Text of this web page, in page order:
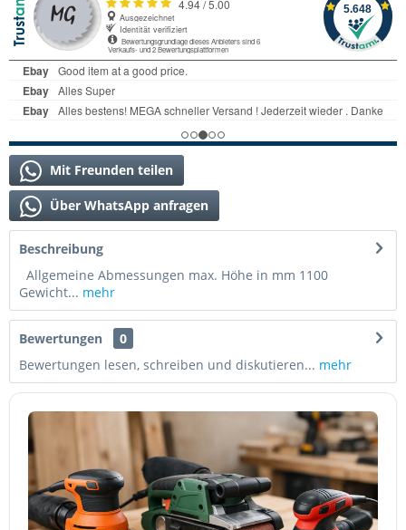
Mit Freunden teilen
Über WhatsApp anfragen
Beschreibung
Allgemeine Abmessungen max. Höhe in mm 1100
Gewicht... mehr
Bewertungen
0
Bewertungen lesen, schreiben und diskutieren... mehr